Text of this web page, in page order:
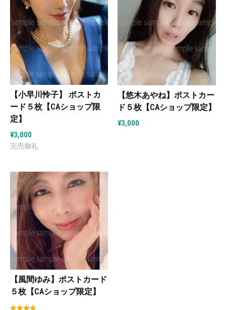
【小早川怜子】 ポストカ
ード５枚【CAショップ限
定】
¥3,000
【悠木あやね】ポストカー
ド５枚【CAショップ限定】
¥3,000
【風間ゆみ】ポストカード
５枚【CAショップ限定】